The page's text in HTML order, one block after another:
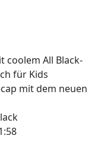
coolem All Black-
für Kids
mit dem neuen